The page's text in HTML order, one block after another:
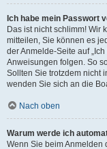
Ich habe mein Passwort
Das ist nicht schlimm! Wir
mitteilen, Sie können es
der Anmelde-Seite auf
Anweisungen folgen. So
Sollten Sie trotzdem nicht
wenden Sie sich an die
Nach oben
Warum werde ich
Wenn Sie beim Anmelden